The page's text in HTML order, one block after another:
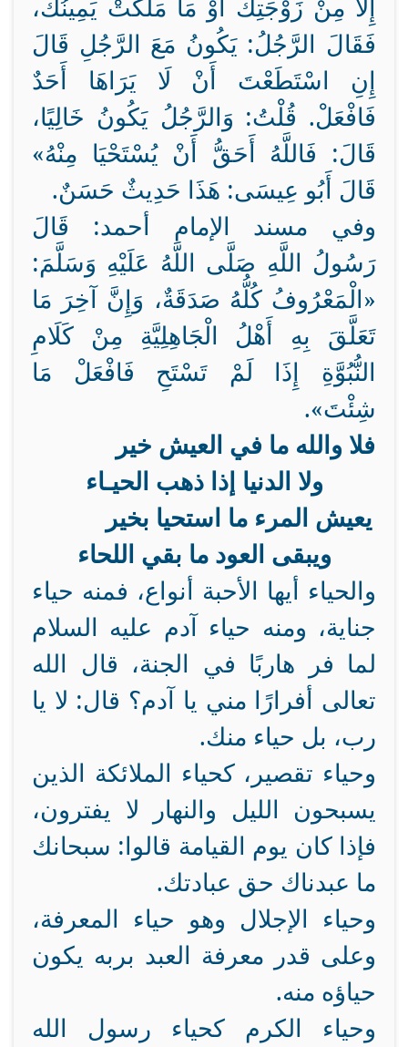
إِلَّا مِنْ زَوْجَتِكَ أَوْ مَا مَلَكَتْ يَمِينُكَ،
فَقَالَ الرَّجُلُ: يَكُونُ مَعَ الرَّجُلِ قَالَ
إِنِ اسْتَطَعْتَ أَنْ لَا يَرَاهَا أَحَدٌ
فَافْعَلْ. قُلْتُ: وَالرَّجُلُ يَكُونُ خَالِيًا،
قَالَ: فَاللَّهُ أَحَقُّ أَنْ يُسْتَحْيَا مِنْهُ»
قَالَ أَبُو عِيسَى: هَذَا حَدِيثٌ حَسَنٌ.
وفي مسند الإمام أحمد: قَالَ
رَسُولُ اللَّهِ صَلَّى اللَّهُ عَلَيْهِ وَسَلَّمَ:
«الْمَعْرُوفُ كُلُّهُ صَدَقَةٌ، وَإِنَّ آخِرَ مَا
تَعَلَّقَ بِهِ أَهْلُ الْجَاهِلِيَّةِ مِنْ كَلَامِ
النُّبُوَّةِ إِذَا لَمْ تَسْتَحِ فَافْعَلْ مَا
شِئْتَ».
فلا والله ما في العيش خير
ولا الدنيا إذا ذهب الحيـاء
يعيش المرء ما استحيا بخير
ويبقى العود ما بقي اللحاء
والحياء أيها الأحبة أنواع، فمنه حياء
جناية، ومنه حياء آدم عليه السلام
لما فر هاربًا في الجنة، قال الله
تعالى أفرارًا مني يا آدم؟ قال: لا يا
رب، بل حياء منك.
وحياء تقصير، كحياء الملائكة الذين
يسبحون الليل والنهار لا يفترون،
فإذا كان يوم القيامة قالوا: سبحانك
ما عبدناك حق عبادتك.
وحياء الإجلال وهو حياء المعرفة،
وعلى قدر معرفة العبد بربه يكون
حياؤه منه.
وحياء الكرم كحياء رسول الله